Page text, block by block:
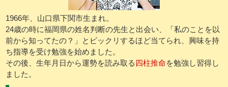
1966年、山口県下関市生まれ。
24歳の時に福岡県の姓名判断の先生と出会い、「私のことを以
前から知ってたの？」とビックリするほど当てられ、興味を持
ち指導を受け勉強を始めました。
その後、生年月日から運勢を読み取る四柱推命を勉強し習得し
ました。